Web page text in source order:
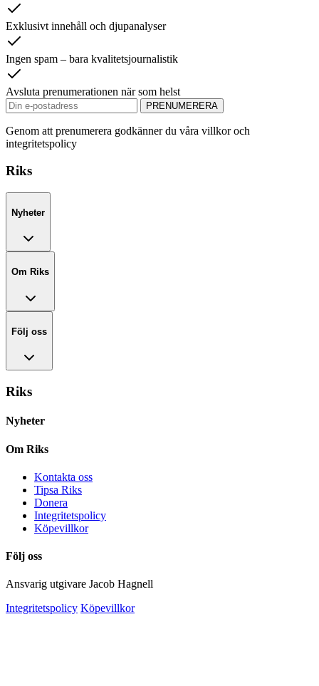
Exklusivt innehåll och djupanalyser
Ingen spam – bara kvalitetsjournalistik
Avsluta prenumerationen när som helst
PRENUMERERA
Genom att prenumerera godkänner du våra villkor och
integritetspolicy
Riks
Nyheter
Om Riks
Följ oss
Riks
Nyheter
Om Riks
Kontakta oss
Tipsa Riks
Donera
Integritetspolicy
Köpevillkor
Följ oss
Ansvarig utgivare Jacob Hagnell
Integritetspolicy Köpevillkor